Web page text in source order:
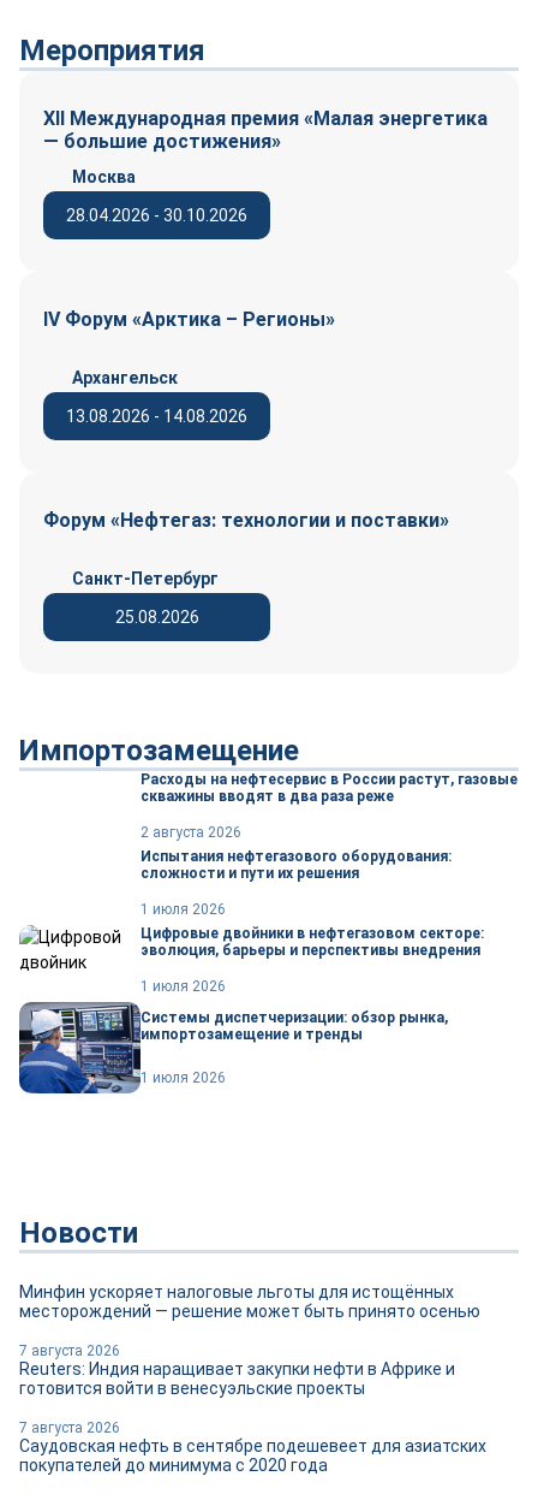
Мероприятия
XII Международная премия «Малая энергетика
— большие достижения»
28.04.2026 - 30.10.2026
Москва
IV Форум «Арктика – Регионы»
13.08.2026 - 14.08.2026
Архангельск
Форум «Нефтегаз: технологии и поставки»
25.08.2026
Санкт-Петербург
Импортозамещение
Расходы на нефтесервис в России растут, газовые
скважины вводят в два раза реже
2 августа 2026
Испытания нефтегазового оборудования:
сложности и пути их решения
1 июля 2026
Цифровые двойники в нефтегазовом секторе:
эволюция, барьеры и перспективы внедрения
1 июля 2026
Системы диспетчеризации: обзор рынка,
импортозамещение и тренды
1 июля 2026
Новости
Минфин ускоряет налоговые льготы для истощённых
месторождений — решение может быть принято осенью
7 августа 2026
Reuters: Индия наращивает закупки нефти в Африке и
готовится войти в венесуэльские проекты
7 августа 2026
Саудовская нефть в сентябре подешевеет для азиатских
покупателей до минимума с 2020 года